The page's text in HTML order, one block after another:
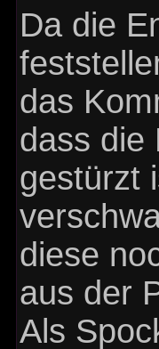
Da die
das
dass die
gestürzt
diese
aus der
Als